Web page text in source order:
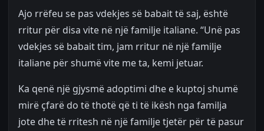
Ajo rrëfeu se pas vdekjes së babait të saj, është
rritur për disa vite në një familje italiane. “Unë pas
vdekjes së babait tim, jam rritur në një familje
italiane për shumë vite me ta, kemi jetuar.
Ka qenë një gjysmë adoptimi dhe e kuptoj shumë
mirë çfarë do të thotë që ti të ikësh nga familja
jote dhe të rritesh në një familje tjetër për të pasur